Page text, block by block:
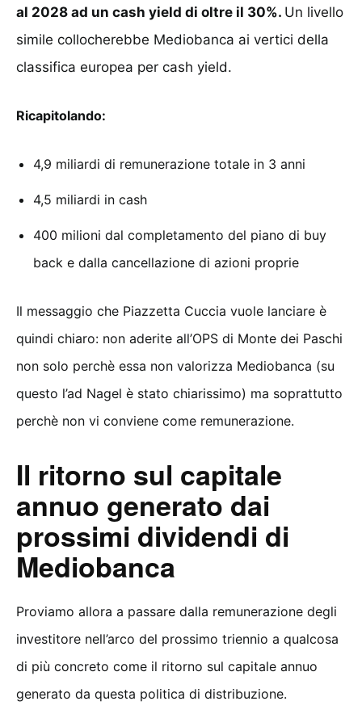
al 2028 ad un cash yield di oltre il 30%. Un livello
simile collocherebbe Mediobanca ai vertici della
classifica europea per cash yield.
Ricapitolando:
4,9 miliardi di remunerazione totale in 3 anni
4,5 miliardi in cash
400 milioni dal completamento del piano di buy
back e dalla cancellazione di azioni proprie
Il messaggio che Piazzetta Cuccia vuole lanciare è
quindi chiaro: non aderite all’OPS di Monte dei Paschi
non solo perchè essa non valorizza Mediobanca (su
questo l’ad Nagel è stato chiarissimo) ma soprattutto
perchè non vi conviene come remunerazione.
Il ritorno sul capitale
annuo generato dai
prossimi dividendi di
Mediobanca
Proviamo allora a passare dalla remunerazione degli
investitore nell’arco del prossimo triennio a qualcosa
di più concreto come il ritorno sul capitale annuo
generato da questa politica di distribuzione.